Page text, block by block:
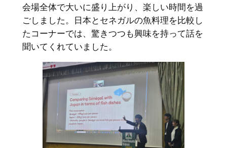
会場全体で大いに盛り上がり、楽しい時間を過
ごしました。日本とセネガルの魚料理を比較し
たコーナーでは、驚きつつも興味を持って話を
聞いてくれていました。